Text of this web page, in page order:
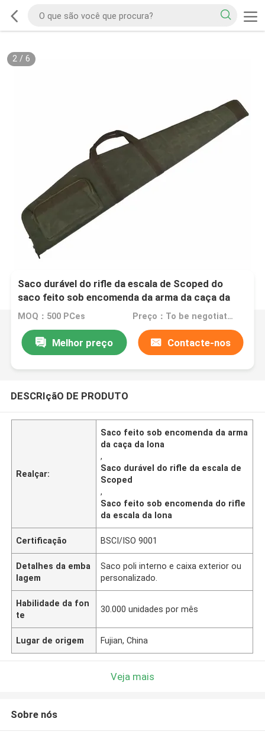
2/ 6
Saco durável do rifle da escala de Scoped do
saco feito sob encomenda da arma da caça da
lona
MOQ：500 PCes Preço：To be negotiated
Melhor preço Contacte-nos
DESCRIçãO DE PRODUTO
Realçar:
Saco feito sob encomenda da arma
da caça da lona
,
Saco durável do rifle da escala de
Scoped
,
Saco feito sob encomenda do rifle
da escala da lona
Certificação BSCI/ISO 9001
Detalhes da emba
lagem
Saco poli interno e caixa exterior ou
personalizado.
Habilidade da fon
te
30.000 unidades por mês
Lugar de origem Fujian, China
Veja mais
Sobre nós